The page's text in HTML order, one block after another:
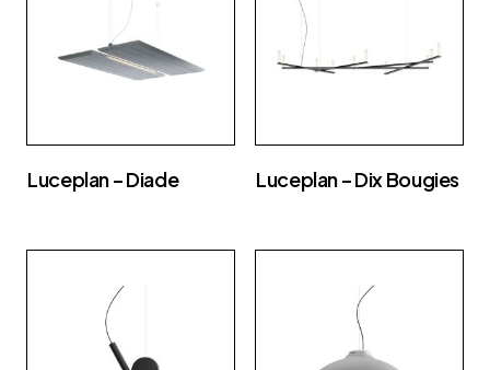
Luceplan – Diade Luceplan – Dix Bougies